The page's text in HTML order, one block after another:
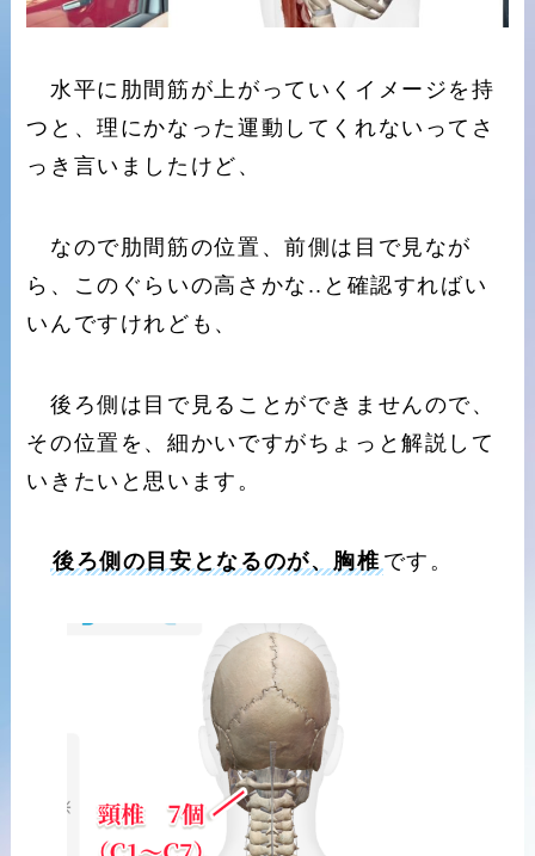
水平に肋間筋が上がっていくイメージを持
つと、理にかなった運動してくれないってさ
っき言いましたけど、
なので肋間筋の位置、前側は目で見なが
ら、このぐらいの高さかな..と確認すればい
いんですけれども、
後ろ側は目で見ることができませんので、
その位置を、細かいですがちょっと解説して
いきたいと思います。
後ろ側の目安となるのが、胸椎 です。